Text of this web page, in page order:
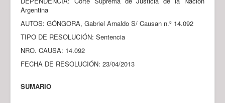
Argentina
AUTOS: GÓNGORA, Gabriel Arnaldo S/ Causan n.º 14.092
TIPO DE RESOLUCIÓN: Sentencia
NRO. CAUSA: 14.092
FECHA DE RESOLUCIÓN: 23/04/2013
SUMARIO